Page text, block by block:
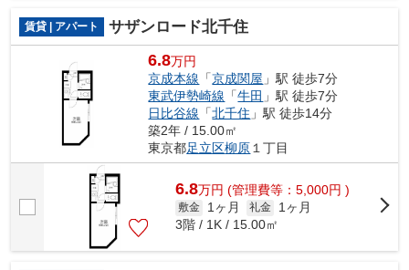
賃貸 | アパート サザンロード北千住
6.8万円
京成本線 「京成関屋 」駅 徒歩7分
東武伊勢崎線 「牛田 」駅 徒歩7分
日比谷線 「北千住 」駅 徒歩14分
築2年 / 15.00㎡
東京都足立区柳原 １丁目
6.8万円 (管理費等：5,000円 )
敷金 1ヶ月 礼金
1ヶ月
3階 / 1K / 15.00㎡